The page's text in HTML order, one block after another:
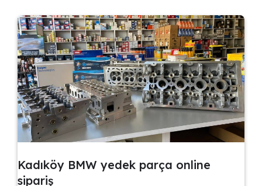
Kadıköy BMW yedek parça online
sipariş